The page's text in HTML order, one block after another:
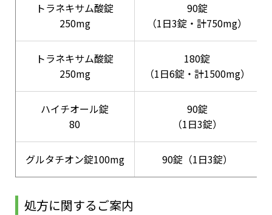
トラネキサム酸錠
250mg
90錠
（1日3錠・計750mg）
トラネキサム酸錠
250mg
180錠
（1日6錠・計1500mg）
ハイチオール錠
80
90錠
（1日3錠）
グルタチオン錠100mg 90錠（1日3錠）
処方に関するご案内